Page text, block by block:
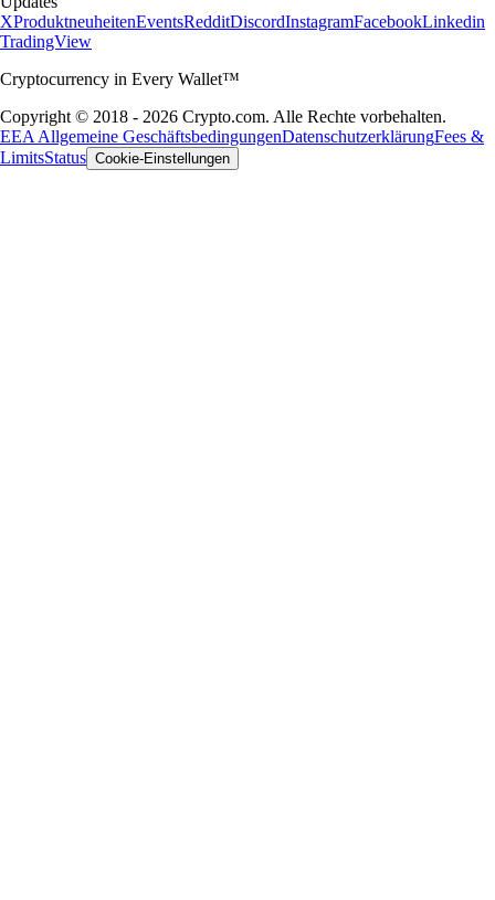
XProduktneuheitenEventsRedditDiscordInstagramFacebookLinkedin
TradingView
Cryptocurrency in Every Wallet™
Copyright © 2018 - 2026 Crypto.com. Alle Rechte vorbehalten.
EEA Allgemeine GeschäftsbedingungenDatenschutzerklärungFees &
LimitsStatus Cookie-Einstellungen